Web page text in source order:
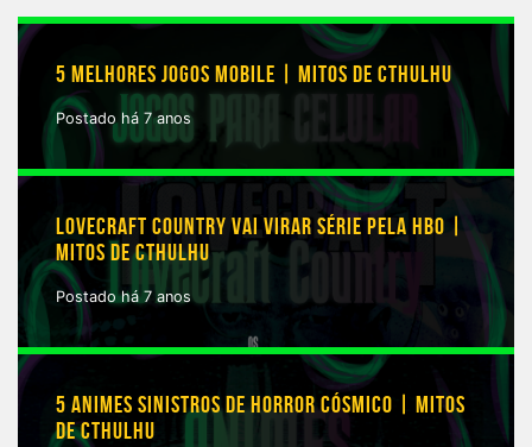
5 MELHORES JOGOS MOBILE | MITOS DE CTHULHU
Postado há 7 anos
LOVECRAFT COUNTRY VAI VIRAR SÉRIE PELA HBO |
MITOS DE CTHULHU
Postado há 7 anos
5 ANIMES SINISTROS DE HORROR CÓSMICO | MITOS
DE CTHULHU